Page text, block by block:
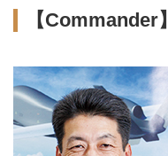
【Commander】